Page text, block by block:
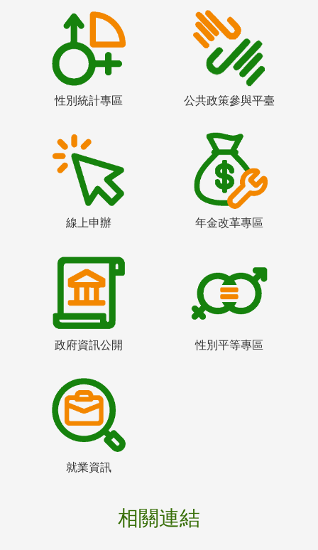
性別統計專區 公共政策參與平臺
線上申辦 年金改革專區
政府資訊公開 性別平等專區
就業資訊
相關連結